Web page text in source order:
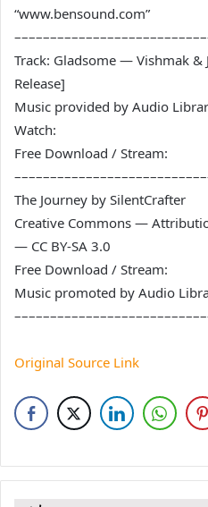
“www.bensound.com”
Track: Gladsome — Vishmak &
Release]
Music provided by Audio
Watch:
Free Download / Stream:
The Journey by SilentCrafter
Creative Commons —
— CC BY-SA 3.0
Free Download / Stream:
Music promoted by Audio
Original Source Link